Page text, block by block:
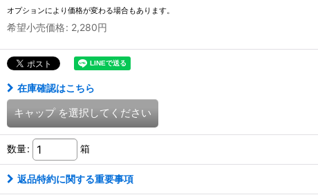
オプションにより価格が変わる場合もあります。
希望小売価格: 2,280円
在庫確認はこちら
キャップ を選択してください
数量: 箱
返品特約に関する重要事項